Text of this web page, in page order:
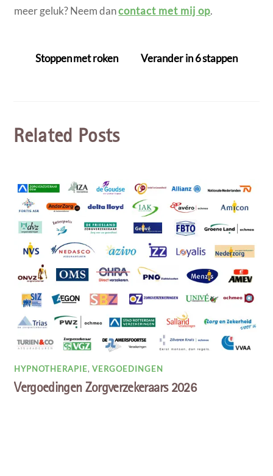
meer geluk? Neem dancontact met mij op.
Stoppen met roken Verander in 6 stappen
Related Posts
HYPNOTHERAPIE, VERGOEDINGEN
Vergoedingen Zorgverzekeraars 2026